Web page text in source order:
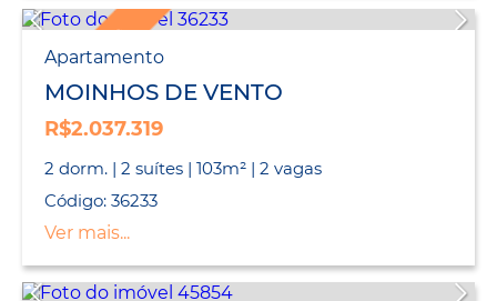
LANÇAMENTO
Apartamento
MOINHOS DE VENTO
R$2.037.319
2 dorm. | 2 suítes | 103m² | 2 vagas
Código: 36233
Ver mais...